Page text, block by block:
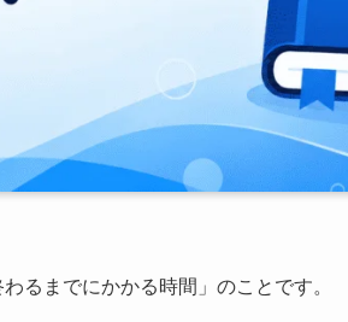
るまでにかかる時間」のことです。